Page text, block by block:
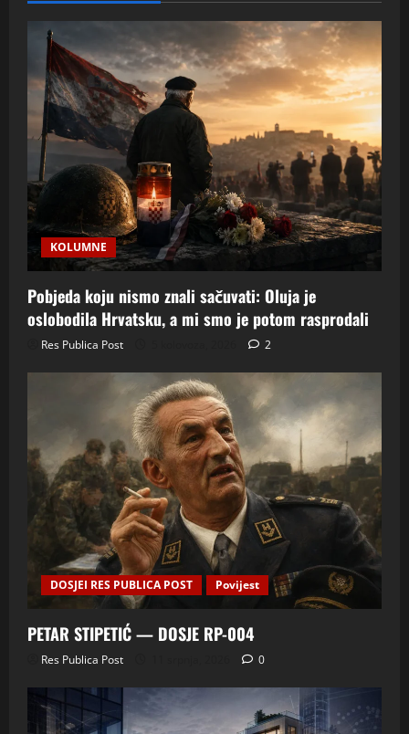
KOLUMNE
Pobjeda koju nismo znali sačuvati: Oluja je
oslobodila Hrvatsku, a mi smo je potom rasprodali
Res Publica Post 2
DOSJEI RES PUBLICA POST Povijest
PETAR STIPETIĆ — DOSJE RP-004
Res Publica Post 0